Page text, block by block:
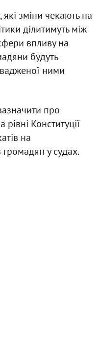
які зміни чекають на
ділитимуть між
впливу на
будуть
ними
про
Конституції
на
громадян у судах.